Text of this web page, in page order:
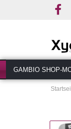
GAMBIO SHOP-